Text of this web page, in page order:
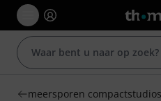
meersporen compactstudios